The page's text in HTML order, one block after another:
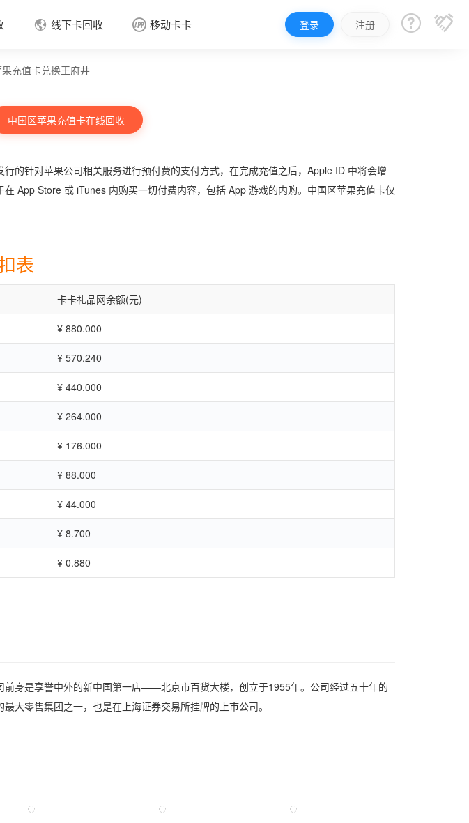
 线下卡回收  移动卡卡 登录 注册  
充值卡兑换王府井
中国区苹果充值卡在线回收
的针对苹果公司相关服务进行预付费的支付方式，在完成充值之后，Apple ID 中将会增
App Store 或 iTunes 内购买一切付费内容，包括 App 游戏的内购。中国区苹果充值卡仅
表
卡卡礼品网余额(元)
¥ 880.000
¥ 570.240
¥ 440.000
¥ 264.000
¥ 176.000
¥ 88.000
¥ 44.000
¥ 8.700
¥ 0.880
前身是享誉中外的新中国第一店——北京市百货大楼，创立于1955年。公司经过五十年的
大零售集团之一，也是在上海证券交易所挂牌的上市公司。